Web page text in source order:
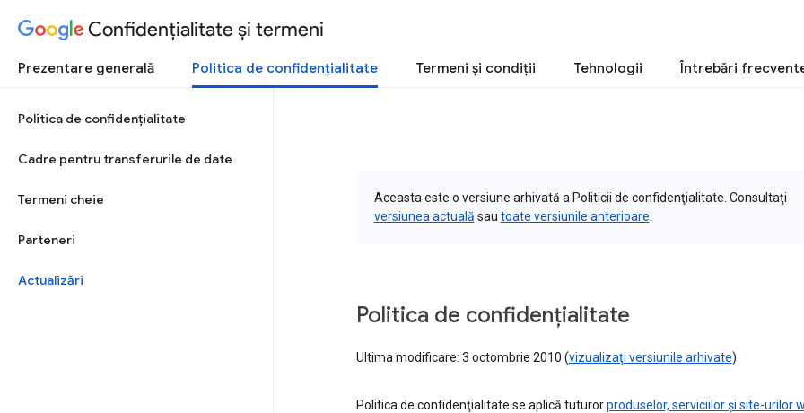
Confidenţialitate şi termeni
Prezentare generală Politica de confidenţialitate Termeni şi condiţii Tehnologii Întrebări
Politica de confidenţialitate
Cadre pentru transferurile de date
Termeni cheie
Parteneri
Actualizări
Aceasta este o versiune arhivată a Politicii de confidenţialitate. Consultaţi
versiunea actuală sau toate versiunile anterioare
Politica de confidenţialitate
Ultima modificare: 3 octombrie 2010 (vizualizaţi versiunile arhivate)
Politica de confidenţialitate se aplică tuturorproduselor, serviciilor şi site-urilor